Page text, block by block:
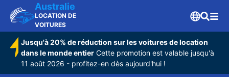
Australie
LOCATION DE
VOITURES
Jusqu'à 20% de réduction sur les voitures de location
dans le monde entier Cette promotion est valable jusqu'à
11 août 2026 - profitez-en dès aujourd'hui !